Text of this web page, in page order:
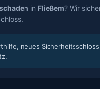
in Fließem? Wir
neues Sicherheitsschloss,